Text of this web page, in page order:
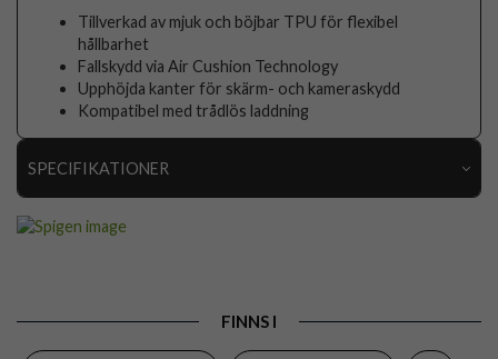
Tillverkad av mjuk och böjbar TPU för flexibel
hållbarhet
Fallskydd via Air Cushion Technology
Upphöjda kanter för skärm- och kameraskydd
Kompatibel med trådlös laddning
SPECIFIKATIONER
FINNS I